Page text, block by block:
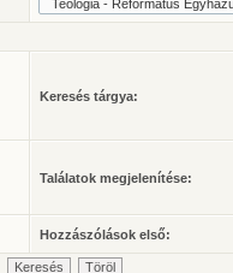
Keresés tárgya:
Találatok megjelenítése:
Hozzászólások első: